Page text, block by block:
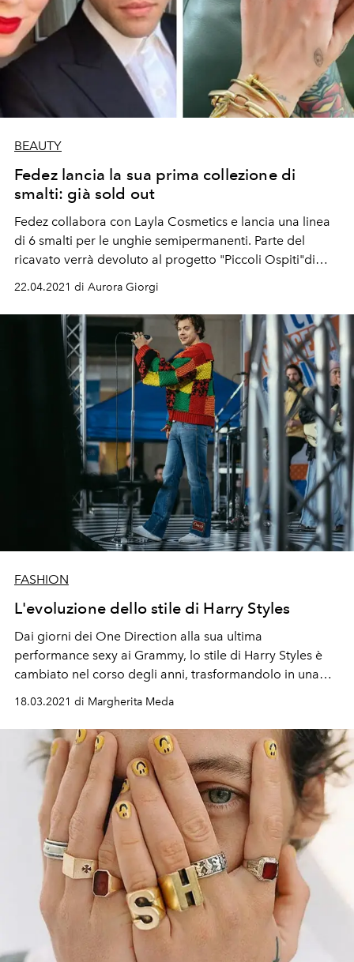
BEAUTY
Fedez lancia la sua prima collezione di
smalti: già sold out
Fedez collabora con Layla Cosmetics e lancia una linea
di 6 smalti per le unghie semipermanenti. Parte del
ricavato verrà devoluto al progetto "Piccoli Ospiti"di
Fondazione Pangea Onlus
22.04.2021 di Aurora Giorgi
FASHION
L'evoluzione dello stile di Harry Styles
Dai giorni dei One Direction alla sua ultima
performance sexy ai Grammy, lo stile di Harry Styles è
cambiato nel corso degli anni, trasformandolo in una
delle persone più cool della Terra
18.03.2021 di Margherita Meda